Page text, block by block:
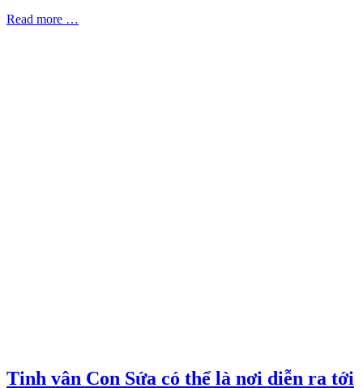
Read more …
Tinh vân Con Sứa có thể là nơi diễn ra tới